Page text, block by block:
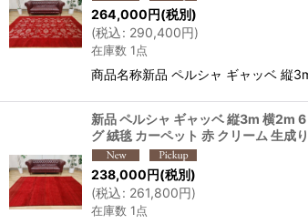
264,000円(税別)
(税込: 290,400円)
在庫数 1点
商品名称新品 ペルシャ ギャッベ 縦
新品 ペルシャ ギャッベ 縦3m 横2m
グ 絨毯 カーペット 赤 クリーム 生
238,000円(税別)
(税込: 261,800円)
在庫数 1点